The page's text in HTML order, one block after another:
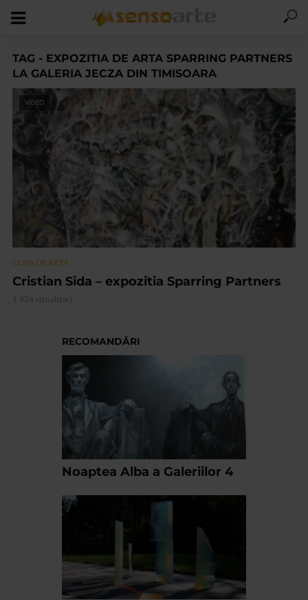
TAG - EXPOZITIA DE ARTA SPARRING PARTNERS
LA GALERIA JECZA DIN TIMISOARA
VIDEO
CLIPA DE ARTA
Cristian Sida – expozitia Sparring Partners
1.924 vizualizari
RECOMANDĂRI
Noaptea Alba a Galeriilor 4